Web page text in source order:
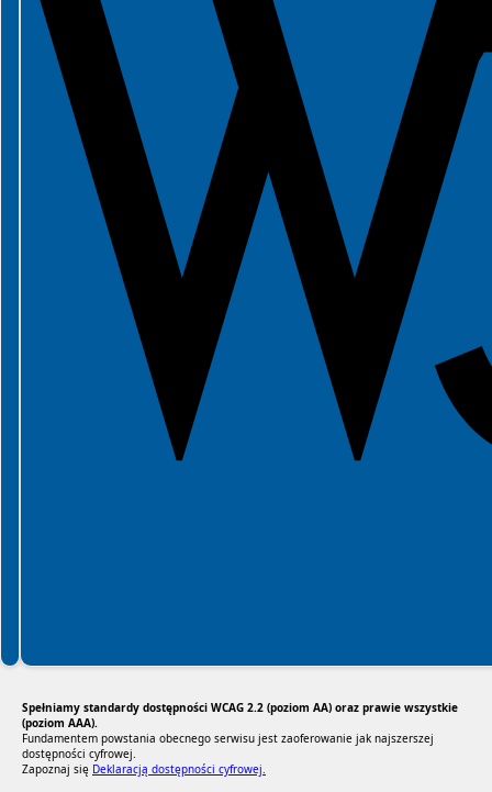
Spełniamy standardy dostępności WCAG 2.2 (poziom AA) oraz prawie wszystkie
(poziom AAA).
Fundamentem powstania obecnego serwisu jest zaoferowanie jak najszerszej
dostępności cyfrowej.
Zapoznaj się Deklaracją dostępności cyfrowej.